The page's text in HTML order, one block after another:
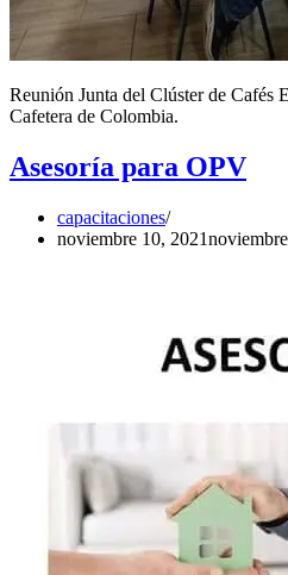
Reunión Junta del Clúster de Cafés
Cafetera de Colombia.
Asesoría para OPV
capacitaciones
noviembre 10, 2021